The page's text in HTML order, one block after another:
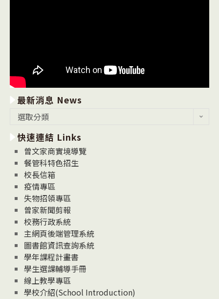
最新消息 News
消
息
News
選取分類
快速連結 Links
曾文家商實境導覽
餐管科特色招生
校長信箱
疫情專區
失物招領專區
曾家新聞剪報
校務行政系統
主網頁後端管理系統
圖書館資訊查詢系統
學年課程計畫書
學生選課輔導手冊
線上教學專區
學校介紹(School Introduction)